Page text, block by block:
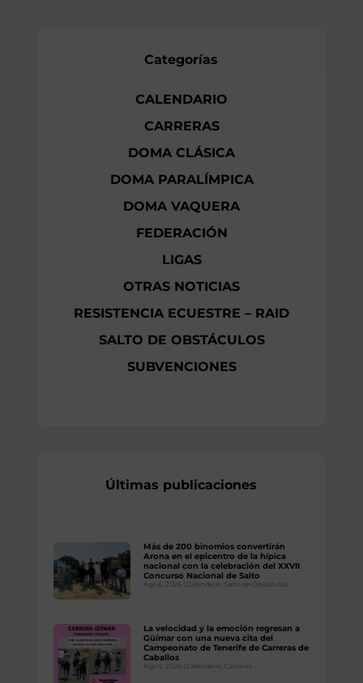
Categorías
CALENDARIO
CARRERAS
DOMA CLÁSICA
DOMA PARALÍMPICA
DOMA VAQUERA
FEDERACIÓN
LIGAS
OTRAS NOTICIAS
RESISTENCIA ECUESTRE – RAID
SALTO DE OBSTÁCULOS
SUBVENCIONES
Últimas publicaciones
Más de 200 binomios convertirán
Arona en el epicentro de la hípica
nacional con la celebración del XXVII
Concurso Nacional de Salto
Ago 6, 2026 Calendario, Salto de Obstáculos
La velocidad y la emoción regresan a
Güímar con una nueva cita del
Campeonato de Tenerife de Carreras de
Caballos
Ago 4, 2026 Calendario, Carreras